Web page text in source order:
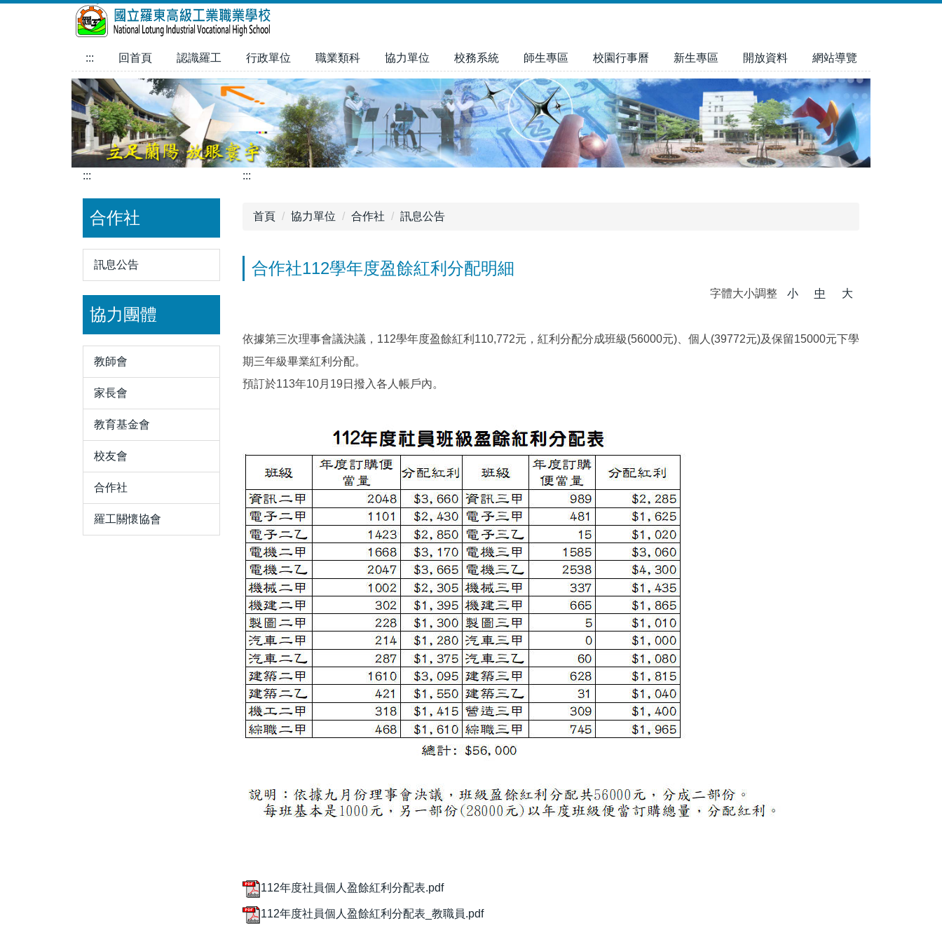
::: 回首頁 認識羅工 行政單位 職業類科 協力單位 校務系統 師生專區 校園行事曆 新生專區 開放資料 網站導覽
:::
合作社
訊息公告
協力團體
教師會
家長會
教育基金會
校友會
合作社
羅工關懷協會
:::
首頁 協力單位 合作社 訊息公告
合作社112學年度盈餘紅利分配明細
字體大小調整 小 中 大
依據第三次理事會議決議，112學年度盈餘紅利110,772元，紅利分配分成班級(56000元)、個人(39772元)及保留15000元下學
期三年級畢業紅利分配。
預訂於113年10月19日撥入各人帳戶內。
112年度社員個人盈餘紅利分配表.pdf
112年度社員個人盈餘紅利分配表_教職員.pdf